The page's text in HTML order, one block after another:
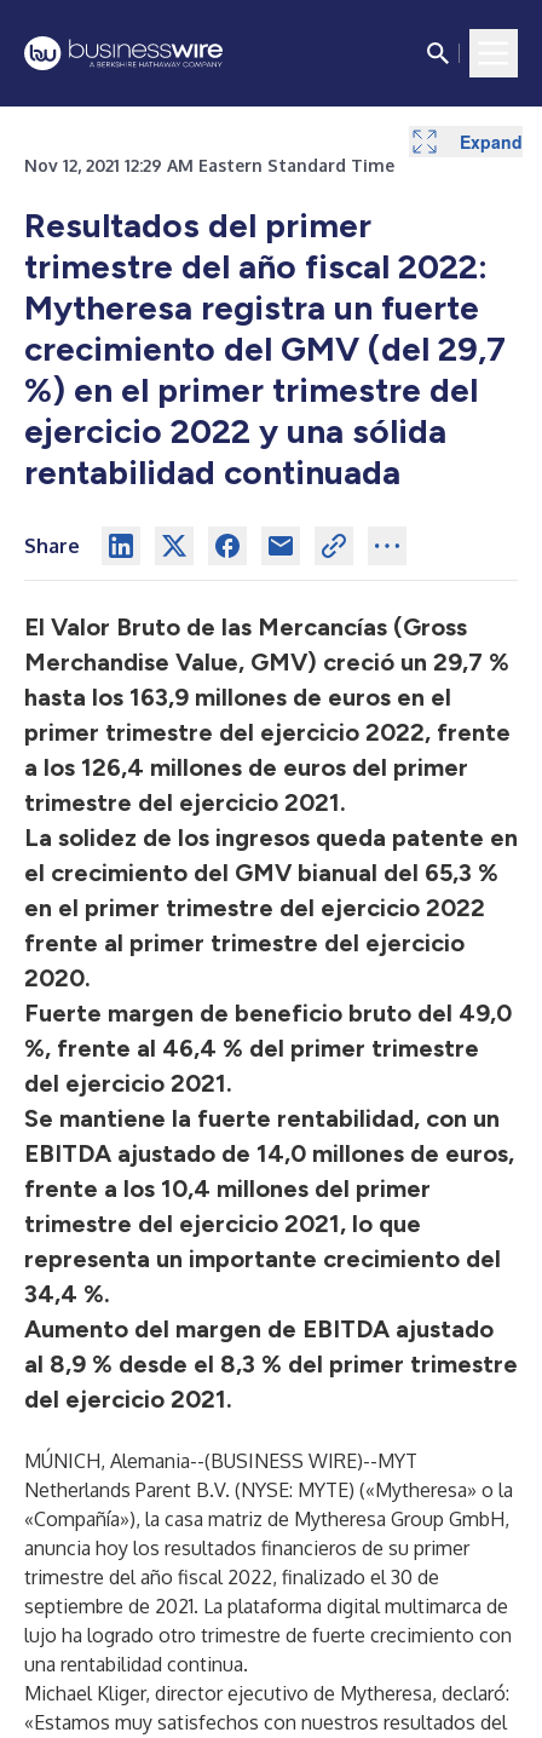
Nov 12, 2021 12:29 AM Eastern Standard Time
Resultados del primer
trimestre del año fiscal 2022:
Mytheresa registra un fuerte
crecimiento del GMV (del 29,7
%) en el primer trimestre del
ejercicio 2022 y una sólida
rentabilidad continuada
Share
El Valor Bruto de las Mercancías (Gross
Merchandise Value, GMV) creció un 29,7 %
hasta los 163,9 millones de euros en el
primer trimestre del ejercicio 2022, frente
a los 126,4 millones de euros del primer
trimestre del ejercicio 2021.
La solidez de los ingresos queda patente en
el crecimiento del GMV bianual del 65,3 %
en el primer trimestre del ejercicio 2022
frente al primer trimestre del ejercicio
2020.
Fuerte margen de beneficio bruto del 49,0
%, frente al 46,4 % del primer trimestre
del ejercicio 2021.
Se mantiene la fuerte rentabilidad, con un
EBITDA ajustado de 14,0 millones de euros,
frente a los 10,4 millones del primer
trimestre del ejercicio 2021, lo que
representa un importante crecimiento del
34,4 %.
Aumento del margen de EBITDA ajustado
al 8,9 % desde el 8,3 % del primer trimestre
del ejercicio 2021.
MÚNICH, Alemania--(BUSINESS WIRE)--MYT
Netherlands Parent B.V. (NYSE: MYTE) («Mytheresa» o la
«Compañía»), la casa matriz de Mytheresa Group GmbH,
anuncia hoy los resultados financieros de su primer
trimestre del año fiscal 2022, finalizado el 30 de
septiembre de 2021. La plataforma digital multimarca de
lujo ha logrado otro trimestre de fuerte crecimiento con
una rentabilidad continua.
Michael Kliger, director ejecutivo de Mytheresa, declaró:
«Estamos muy satisfechos con nuestros resultados del
Expand
Expand
Expand
Expand
Expand
Expand
Expand
Expand
Expand
Expand